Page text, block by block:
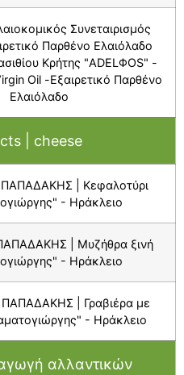
Συνεταιρισμός
Παρθένο Ελαιόλαδο
Κρήτης "ADELΦΟS" -
Oil -Εξαιρετικό Παρθένο
Ελαιόλαδο
| cheese
| Κεφαλοτύρι
- Ηράκλειο
| Μυζήθρα ξινή
- Ηράκλειο
| Γραβιέρα με
- Ηράκλειο
αλλαντικών